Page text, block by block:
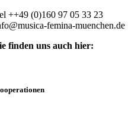
++49 (0)160 97 05 33 23
femina-muenchen.de
finden uns auch hier: